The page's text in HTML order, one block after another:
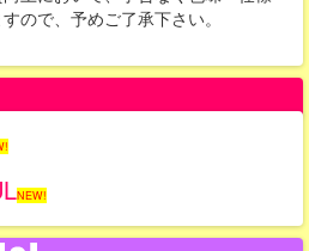
ので、予めご了承下さい。
NEW!